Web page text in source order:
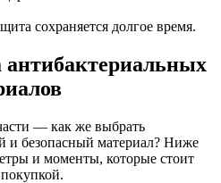
сохраняется долгое время.
— как же выбрать
и безопасный материал? Ниже
и моменты, которые стоит